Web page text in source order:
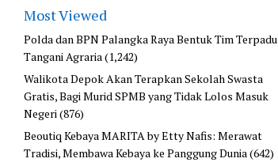
Most Viewed
Polda dan BPN Palangka Raya Bentuk Tim Terpadu
Tangani Agraria(1,242)
Walikota Depok Akan Terapkan Sekolah Swasta
Gratis, Bagi Murid SPMB yang Tidak Lolos Masuk
Negeri(876)
Beoutiq Kebaya MARITA by Etty Nafis: Merawat
Tradisi, Membawa Kebaya ke Panggung Dunia(642)